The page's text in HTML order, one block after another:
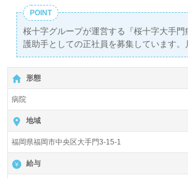
POINT
桜十字グループが運営する『桜十字大手門
護助手としての正社員を募集しています
円から268,000円で、賞与は年に3回支給
入を得ることができます。大濠公園駅から
好立地にあり、通勤の便利さも魅力です。
この病院は、回復期と慢性期の患者様を
の病床を持ち、『医療×福祉』という新し
療を提供しています。看護助手や介護職の
歓迎し、病院での勤務経験がなくても応募
に、介護知識や技術を高めたい方、あるい
キャリアアップを目指す方にとって理想的
形態
病院
地域
福岡県福岡市中央区大手門3-15-1
給与